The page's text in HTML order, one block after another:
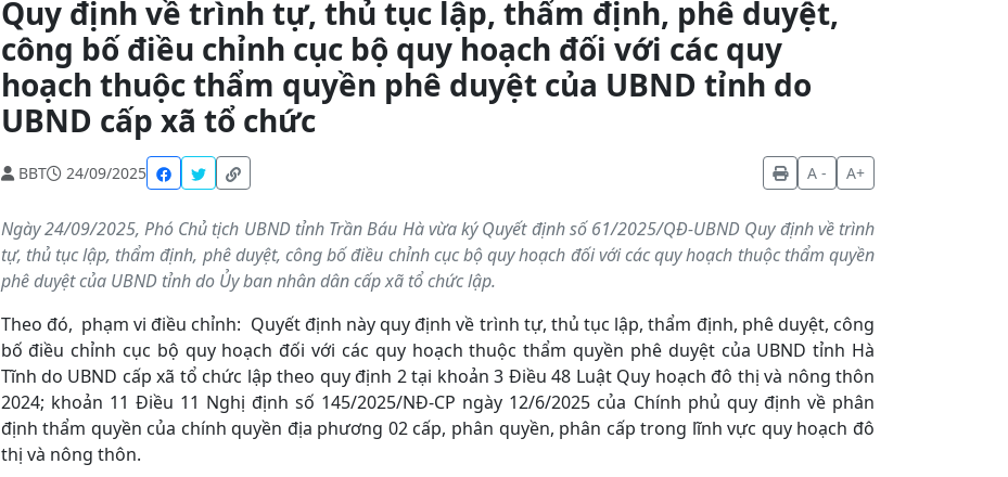
Quy định về trình tự, thủ tục lập, thẩm định, phê duyệt,
công bố điều chỉnh cục bộ quy hoạch đối với các quy
hoạch thuộc thẩm quyền phê duyệt của UBND tỉnh do
UBND cấp xã tổ chức
BBT 24/09/2025 A - A+
Ngày 24/09/2025, Phó Chủ tịch UBND tỉnh Trần Báu Hà vừa ký Quyết định số 61/2025/QĐ-UBND Quy định về trình
tự, thủ tục lập, thẩm định, phê duyệt, công bố điều chỉnh cục bộ quy hoạch đối với các quy hoạch thuộc thẩm quyền
phê duyệt của UBND tỉnh do Ủy ban nhân dân cấp xã tổ chức lập.
Theo đó, phạm vi điều chỉnh: Quyết định này quy định về trình tự, thủ tục lập, thẩm định, phê duyệt, công
bố điều chỉnh cục bộ quy hoạch đối với các quy hoạch thuộc thẩm quyền phê duyệt của UBND tỉnh Hà
Tĩnh do UBND cấp xã tổ chức lập theo quy định 2 tại khoản 3 Điều 48 Luật Quy hoạch đô thị và nông thôn
2024; khoản 11 Điều 11 Nghị định số 145/2025/NĐ-CP ngày 12/6/2025 của Chính phủ quy định về phân
định thẩm quyền của chính quyền địa phương 02 cấp, phân quyền, phân cấp trong lĩnh vực quy hoạch đô
thị và nông thôn.